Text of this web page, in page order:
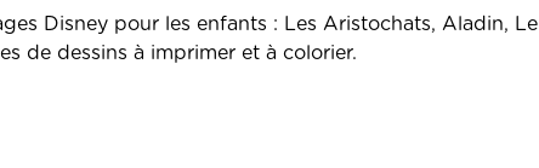
Disney pour les enfants : Les Aristochats, Aladin, Le
de dessins à imprimer et à colorier.